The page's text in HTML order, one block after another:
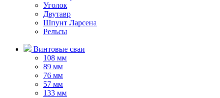
Уголок
Двутавр
Шпунт Ларсена
Рельсы
Винтовые сваи
108 мм
89 мм
76 мм
57 мм
133 мм